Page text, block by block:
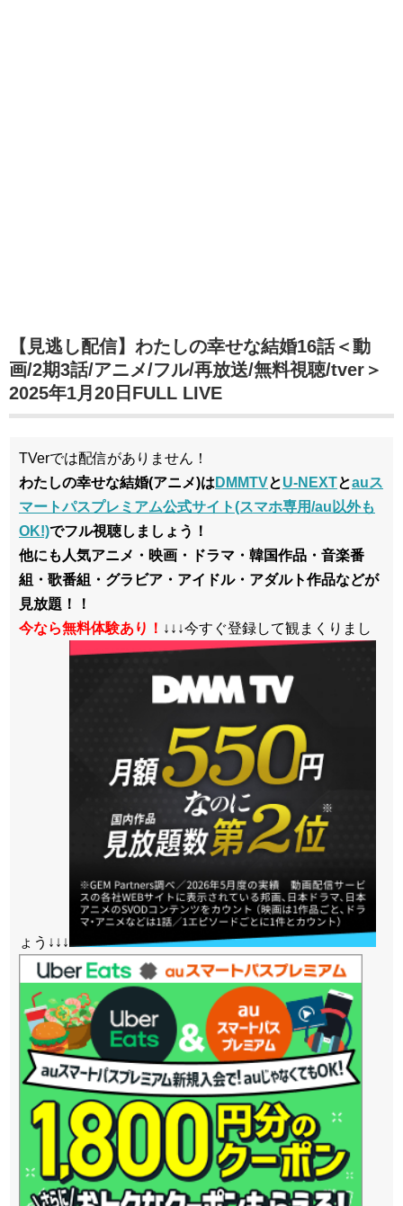
【見逃し配信】わたしの幸せな結婚16話＜動
画/2期3話/アニメ/フル/再放送/無料視聴/tver＞
2025年1月20日FULL LIVE
TVerでは配信がありません！
わたしの幸せな結婚(アニメ)は DMMTVとU-NEXTとauス
マートパスプレミアム公式サイト(スマホ専用/au以外も
OK!)でフル視聴しましょう！
他にも人気アニメ・映画・ドラマ・韓国作品・音楽番
組・歌番組・グラビア・アイドル・アダルト作品などが
見放題！！
今なら無料体験あり！ ↓↓↓今すぐ登録して観まくりまし
ょう↓↓↓